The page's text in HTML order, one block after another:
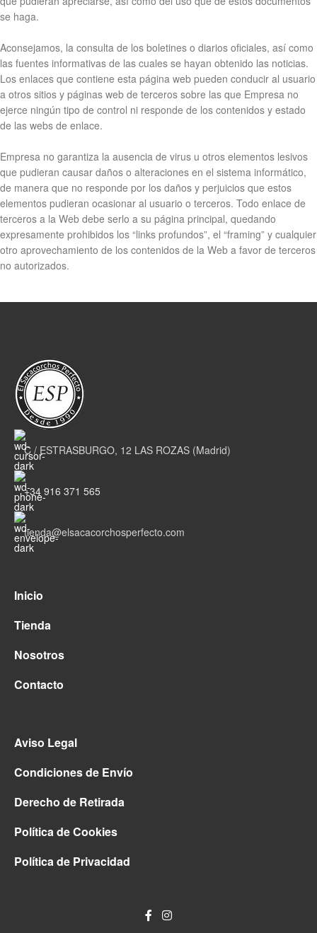
se haga.
Aconsejamos, la consulta de los boletines o diarios oficiales, así como
las fuentes informativas de las cuales se hayan obtenido las noticias.
Los enlaces que contiene esta página web pueden conducir al usuario
a otros sitios y páginas web de terceros sobre las que Empresa no
ejerce ningún tipo de control ni responde de los contenidos y estado
de las webs de enlace.
Empresa no garantiza la ausencia de virus u otros elementos lesivos
que pudieran causar daños o alteraciones en el sistema informático,
de manera que no responde por los daños y perjuicios que estos
elementos pudieran ocasionar al usuario o terceros. Todo enlace de
terceros a la Web debe serlo a su página principal, quedando
expresamente prohibidos los “links profundos”, el “framing” y cualquier
otro aprovechamiento de los contenidos de la Web a favor de terceros
no autorizados.
C / ESTRASBURGO, 12 LAS ROZAS (Madrid)
+34 916 371 565
tienda@elsacacorchosperfecto.com
Inicio
Tienda
Nosotros
Contacto
Aviso Legal
Condiciones de Envío
Derecho de Retirada
Política de Cookies
Política de Privacidad